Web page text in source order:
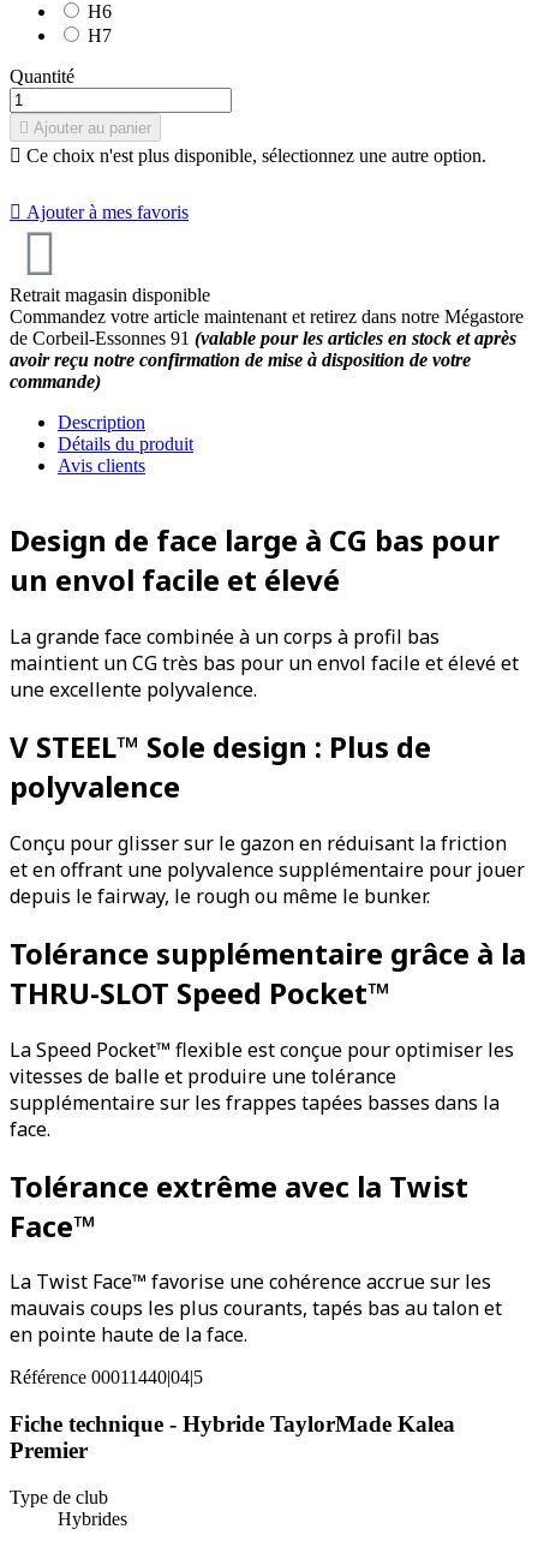
H6
H7
Quantité
 Ajouter au panier
 Ce choix n'est plus disponible, sélectionnez une autre option.
 Ajouter à mes favoris
Retrait magasin disponible
Commandez votre article maintenant et retirez dans notre Mégastore
de Corbeil-Essonnes 91 (valable pour les articles en stock et après
avoir reçu notre confirmation de mise à disposition de votre
commande)
Description
Détails du produit
Avis clients
Design de face large à CG bas pour
un envol facile et élevé
La grande face combinée à un corps à profil bas
maintient un CG très bas pour un envol facile et élevé et
une excellente polyvalence.
V STEEL™ Sole design : Plus de
polyvalence
Conçu pour glisser sur le gazon en réduisant la friction
et en offrant une polyvalence supplémentaire pour jouer
depuis le fairway, le rough ou même le bunker.
Tolérance supplémentaire grâce à la
THRU-SLOT Speed Pocket™
La Speed Pocket™ flexible est conçue pour optimiser les
vitesses de balle et produire une tolérance
supplémentaire sur les frappes tapées basses dans la
face.
Tolérance extrême avec la Twist
Face™
La Twist Face™ favorise une cohérence accrue sur les
mauvais coups les plus courants, tapés bas au talon et
en pointe haute de la face.
Référence 00011440|04|5
Fiche technique - Hybride TaylorMade Kalea
Premier
Type de club
Hybrides